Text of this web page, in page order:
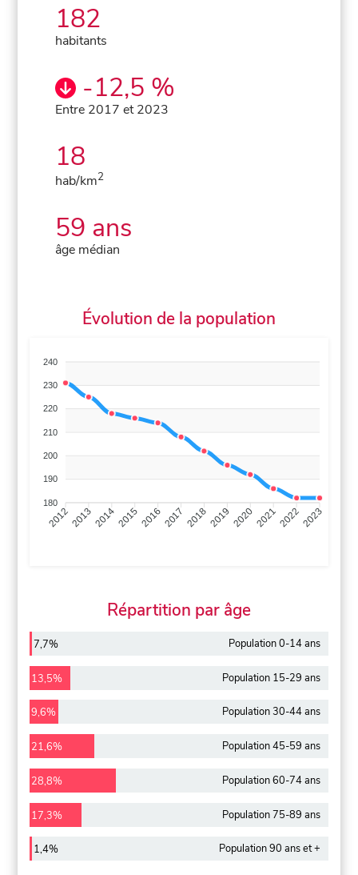
182
habitants
-12,5 %
Entre 2017 et 2023
18
hab/km2
59 ans
âge médian
Évolution de la population
240
230
220
210
200
190
180
201220132014201520162017 20182019 2020202120222023
Répartition par âge
7,7% Population 0-14 ans
13,5% Population 15-29 ans
9,6% Population 30-44 ans
21,6% Population 45-59 ans
28,8% Population 60-74 ans
17,3% Population 75-89 ans
1,4% Population 90 ans et +